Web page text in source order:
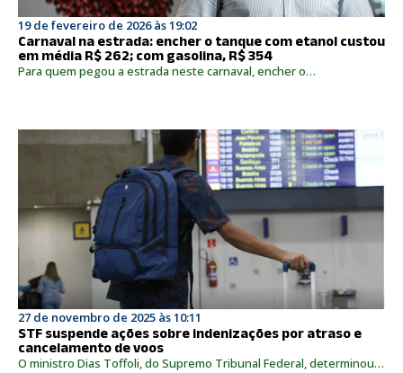
19 de fevereiro de 2026 às 19:02
Carnaval na estrada: encher o tanque com etanol custou
em média R$ 262; com gasolina, R$ 354
Para quem pegou a estrada neste carnaval, encher o…
27 de novembro de 2025 às 10:11
STF suspende ações sobre indenizações por atraso e
cancelamento de voos
O ministro Dias Toffoli, do Supremo Tribunal Federal, determinou…